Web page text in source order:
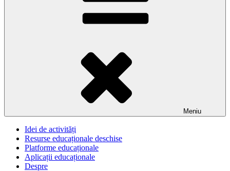
Meniu
Idei de activități
Resurse educaționale deschise
Platforme educaționale
Aplicații educaționale
Despre